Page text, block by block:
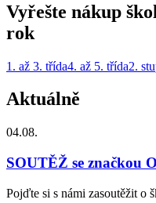
Vyřešte nákup
rok
1. až 3. třída4. až 5. třída2.
Aktuálně
04.08.
SOUTĚŽ se značkou
Pojďte si s námi zasoutěžit o